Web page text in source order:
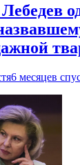
6 месяцев